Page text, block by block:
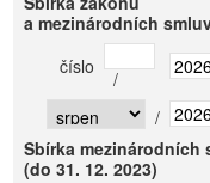
a mezinárodních
číslo
/
/
Sbírka mezinárodních
(do 31. 12. 2023)